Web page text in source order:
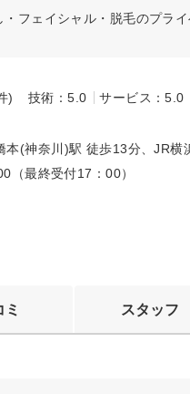
フェイシャル・脱毛のプラ
) 技術：5.0 サービス：5.0
本(神奈川)駅 徒歩13分、JR横
（最終受付17：00）
ミ スタッフ